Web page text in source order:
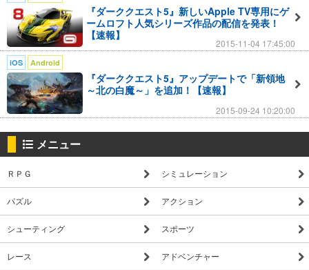
土は内乱の危機に瀕していた。
結束は壊れ、無法者がのさばり、すべてが変わってしまった世
界で、それでも人々は王国の再建をあきらめきれずにいた…
【ゲーム紹介】
▼重厚なシングルプレイモード！
5つの地域に広がる無数のダンジョンを探索！
仲間の非情な裏切り、復讐、苦難を乗り越え、最強の賞金稼ぎ
▼超美麗グラフィック！
トリプルA級のグラフィックが豊かなストーリーをより一層引
き立てる！
モバイルゲームの限界に挑戦した美しいダークファンタジーを
体験せよ！
『ダーククエスト5』新しいApple TV専用にゲ
ームロフト人気シリーズ作品の配信を発表！
【速報】
2015-11-04 17:45:00
iOS Android
『ダーククエスト5』アップデートで「新領地
～北の白魔～」を追加！【速報】
2015-09-24 10:20:00
メニュー
ＲＰＧ シミュレーション
パズル アクション
シューティング スポーツ
レース アドベンチャー